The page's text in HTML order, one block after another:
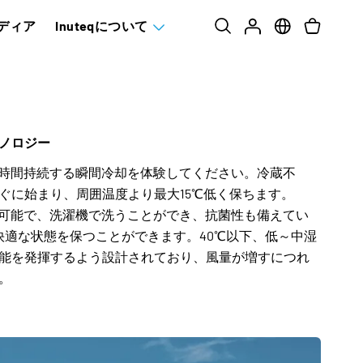
ィア Inuteqについて
ロジー
間持続する瞬間冷却を体験してください。冷蔵不
に始まり、周囲温度より最大15℃低く保ちます。
能で、洗濯機で洗うことができ、抗菌性も備えてい
適な状態を保つことができます。40℃以下、低～中湿
を発揮するよう設計されており、風量が増すにつれ